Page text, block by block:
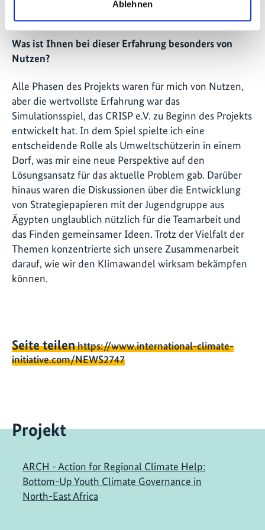
Ablehnen
Was ist Ihnen bei dieser Erfahrung besonders von
Nutzen?
Alle Phasen des Projekts waren für mich von Nutzen,
aber die wertvollste Erfahrung war das
Simulationsspiel, das CRISP e.V. zu Beginn des Projekts
entwickelt hat. In dem Spiel spielte ich eine
entscheidende Rolle als Umweltschützerin in einem
Dorf, was mir eine neue Perspektive auf den
Lösungsansatz für das aktuelle Problem gab. Darüber
hinaus waren die Diskussionen über die Entwicklung
von Strategiepapieren mit der Jugendgruppe aus
Ägypten unglaublich nützlich für die Teamarbeit und
das Finden gemeinsamer Ideen. Trotz der Vielfalt der
Themen konzentrierte sich unsere Zusammenarbeit
darauf, wie wir den Klimawandel wirksam bekämpfen
können.
Seite teilenhttps://www.international-climate-
initiative.com/NEWS2747
Projekt
ARCH - Action for Regional Climate Help:
Bottom-Up Youth Climate Governance in
North-East Africa